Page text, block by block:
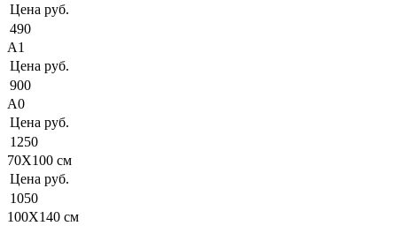
Цена руб.
490
А1
Цена руб.
900
А0
Цена руб.
1250
70Х100 см
Цена руб.
1050
100Х140 см